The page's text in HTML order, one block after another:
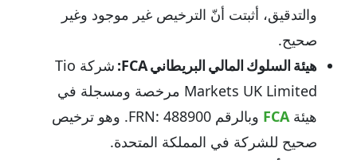
والتدقيق، أثبتت أنّ الترخيص غير موجود وغير
صحيح.
هيئة السلوك المالي البريطاني FCA:
شركة Tio
Markets UK Limited مرخصة ومسجلة في
هيئةFCA
وبالرقم FRN: 488900. وهو ترخيص
صحيح للشركة في المملكة المتحدة.